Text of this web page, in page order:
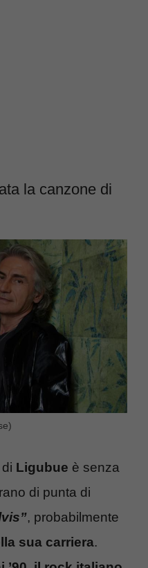
la canzone di
Ligubue è senza
di punta di
, probabilmente
sua carriera.